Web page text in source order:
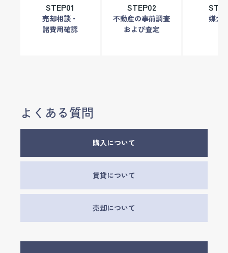
STEP01
売却相談・
諸費用確認
STEP02
不動産の事前調査
および査定
媒介
よくある質問
購入について
賃貸について
売却について